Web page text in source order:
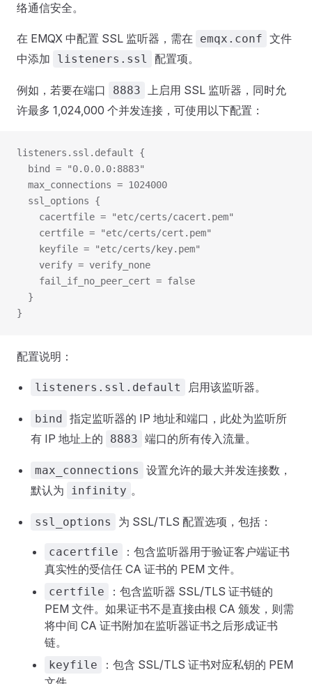
络通信安全。
在 EMQX 中配置 SSL 监听器，需在 emqx.conf 文件
中添加
listeners.ssl 配置项。
例如，若要在端口 8883 上启用 SSL 监听器，同时允
许最多 1,024,000 个并发连接，可使用以下配置：
listeners.ssl.default {
  bind = "0.0.0.0:8883"
  max_connections = 1024000
  ssl_options {
    cacertfile = "etc/certs/cacert.pem"
    certfile = "etc/certs/cert.pem"
    keyfile = "etc/certs/key.pem"
    verify = verify_none
    fail_if_no_peer_cert = false
  }
}
配置说明：
listeners.ssl.default 启用该监听器。
bind 指定监听器的 IP 地址和端口，此处为监听所
有 IP 地址上的
8883 端口的所有传入流量。
max_connections
设置允许的最大并发连接数，
默认为
infinity 。
ssl_options 为 SSL/TLS 配置选项，包括：
cacertfile
：包含监听器用于验证客户端证书
真实性的受信任 CA 证书的 PEM 文件。
certfile
：包含监听器 SSL/TLS 证书链的
PEM 文件。如果证书不是直接由根 CA 颁发，则需
将中间 CA 证书附加在监听器证书之后形成证书
链。
keyfile
：包含 SSL/TLS 证书对应私钥的 PEM